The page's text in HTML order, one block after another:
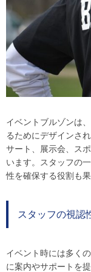
イベントブルゾンは
るためにデザインさ
サート、展示会、ス
います。スタッフの
性を確保する役割も果
スタッフの視認
イベント時には多く
に案内やサポートを